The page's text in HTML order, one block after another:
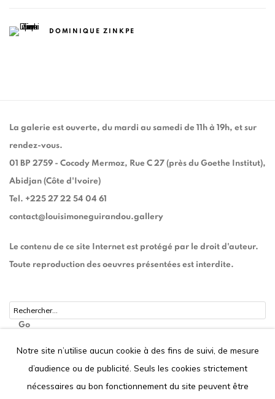
DOMINIQUE ZINKPE
La galerie est ouverte, du mardi au samedi de 11h à 19h, et sur
rendez-vous.
01 BP 2759 - Cocody Mermoz, Rue C 27 (près du Goethe Institut),
Abidjan (Côte d'Ivoire)
Tel. +225 27 22 54 04 61
contact@louisimoneguirandou.gallery
Le contenu de ce site Internet est protégé par le droit d'auteur.
Toute reproduction des oeuvres présentées est interdite.
Go
Notre site n’utilise aucun cookie à des fins de suivi, de mesure
d’audience ou de publicité. Seuls les cookies strictement
nécessaires au bon fonctionnement du site peuvent être